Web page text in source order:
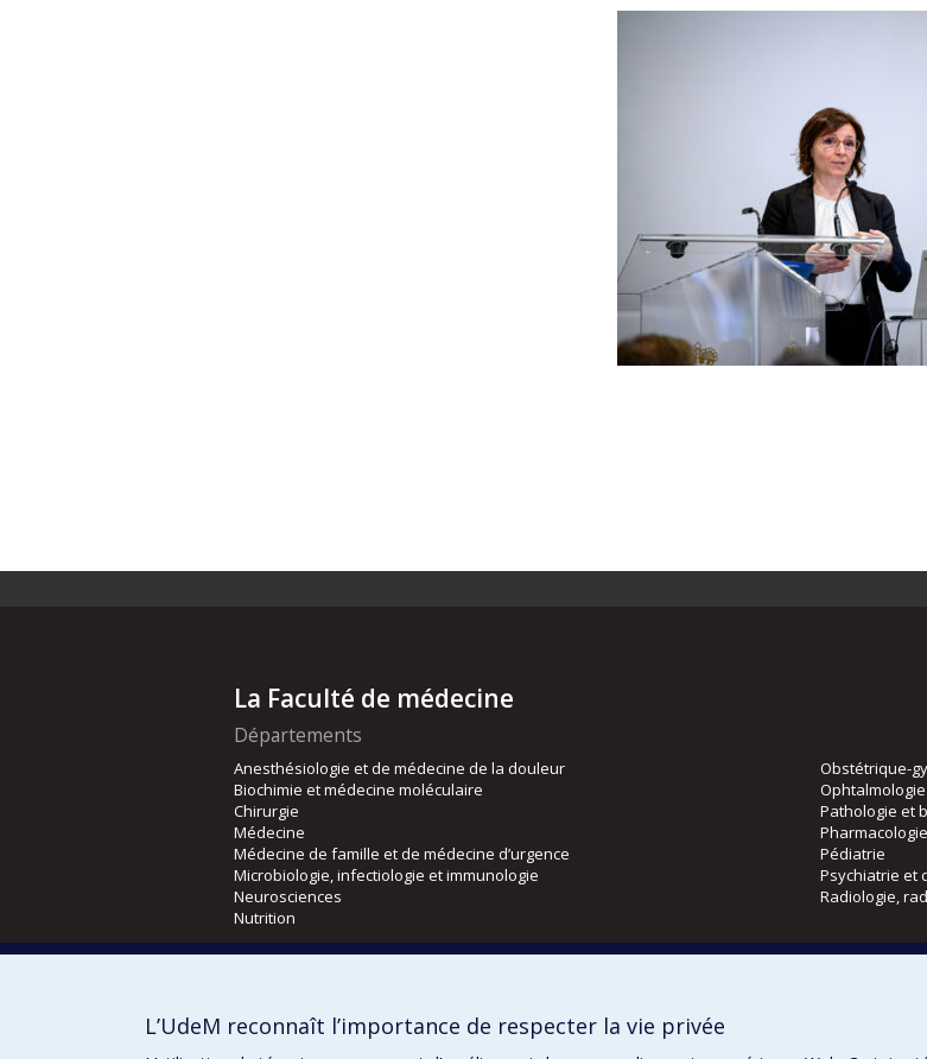
La Faculté de médecine
Départements
Anesthésiologie et de médecine de la douleur
Biochimie et médecine moléculaire
Chirurgie
Médecine
Médecine de famille et de médecine d’urgence
Microbiologie, infectiologie et immunologie
Neurosciences
Nutrition
Obstétrique-
Ophtalmologie
Pathologie et
Pédiatrie
Psychiatrie et
Radiologie,
Orthophonie et audiologie
L’UdeM reconnaît l’importance de respecter la vie privée